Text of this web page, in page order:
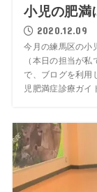
小児の肥
2020.12.09
今月の練馬区の小
（本日の担当が
で、ブログを利用
児肥満症診療ガイ